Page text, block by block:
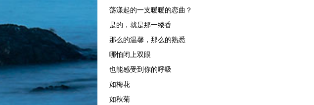
荡漾起的一支暖暖的恋曲？
是的，就是那一缕香
那么的温馨，那么的熟悉
哪怕闭上双眼
也能感受到你的呼吸
如梅花
如秋菊